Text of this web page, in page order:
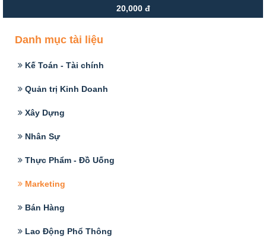
20,000 đ
Danh mục tài liệu
Kế Toán - Tài chính
Quản trị Kinh Doanh
Xây Dựng
Nhân Sự
Thực Phẩm - Đồ Uống
Marketing
Bán Hàng
Lao Động Phổ Thông